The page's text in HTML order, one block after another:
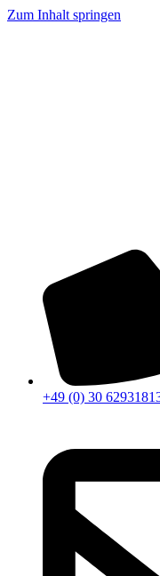
Zum Inhalt springen
+49 (0) 30